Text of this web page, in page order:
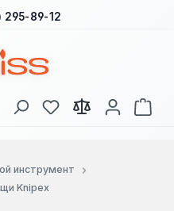
295-89-12
У вас есть товары
В
инструмент
Knipex